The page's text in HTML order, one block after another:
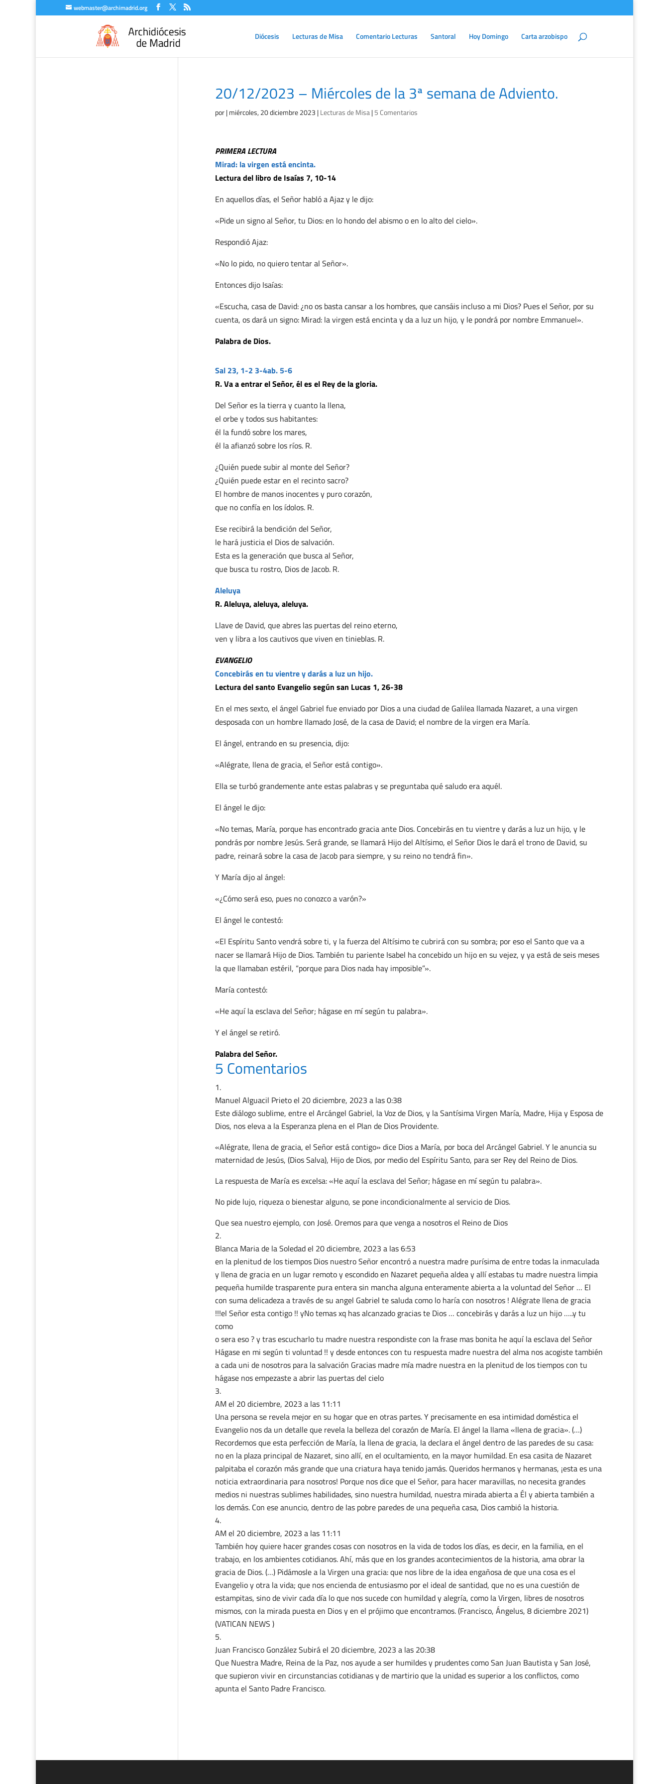
webmaster@archimadrid.org
Diócesis Lecturas de Misa Comentario Lecturas Santoral Hoy Domingo Carta arzobispo
20/12/2023 – Miércoles de la 3ª semana de Adviento.
por|miércoles, 20 diciembre 2023 |Lecturas de Misa|5 Comentarios
PRIMERA LECTURA
Mirad: la virgen está encinta.
Lectura del libro de Isaías 7, 10-14
En aquellos días, el Señor habló a Ajaz y le dijo:
«Pide un signo al Señor, tu Dios: en lo hondo del abismo o en lo alto del cielo».
Respondió Ajaz:
«No lo pido, no quiero tentar al Señor».
Entonces dijo Isaías:
«Escucha, casa de David: ¿no os basta cansar a los hombres, que cansáis incluso a mi Dios? Pues el Señor, por su
cuenta, os dará un signo: Mirad: la virgen está encinta y da a luz un hijo, y le pondrá por nombre Emmanuel».
Palabra de Dios.
Sal 23, 1-2 3-4ab. 5-6
R. Va a entrar el Señor, él es el Rey de la gloria.
Del Señor es la tierra y cuanto la llena,
el orbe y todos sus habitantes:
él la fundó sobre los mares,
él la afianzó sobre los ríos. R.
¿Quién puede subir al monte del Señor?
¿Quién puede estar en el recinto sacro?
El hombre de manos inocentes y puro corazón,
que no confía en los ídolos. R.
Ese recibirá la bendición del Señor,
le hará justicia el Dios de salvación.
Esta es la generación que busca al Señor,
que busca tu rostro, Dios de Jacob. R.
Aleluya
R. Aleluya, aleluya, aleluya.
Llave de David, que abres las puertas del reino eterno,
ven y libra a los cautivos que viven en tinieblas. R.
EVANGELIO
Concebirás en tu vientre y darás a luz un hijo.
Lectura del santo Evangelio según san Lucas 1, 26-38
En el mes sexto, el ángel Gabriel fue enviado por Dios a una ciudad de Galilea llamada Nazaret, a una virgen
desposada con un hombre llamado José, de la casa de David; el nombre de la virgen era María.
El ángel, entrando en su presencia, dijo:
«Alégrate, llena de gracia, el Señor está contigo».
Ella se turbó grandemente ante estas palabras y se preguntaba qué saludo era aquél.
El ángel le dijo:
«No temas, María, porque has encontrado gracia ante Dios. Concebirás en tu vientre y darás a luz un hijo, y le
pondrás por nombre Jesús. Será grande, se llamará Hijo del Altísimo, el Señor Dios le dará el trono de David, su
padre, reinará sobre la casa de Jacob para siempre, y su reino no tendrá fin».
Y María dijo al ángel:
«¿Cómo será eso, pues no conozco a varón?»
El ángel le contestó:
«El Espíritu Santo vendrá sobre ti, y la fuerza del Altísimo te cubrirá con su sombra; por eso el Santo que va a
nacer se llamará Hijo de Dios. También tu pariente Isabel ha concebido un hijo en su vejez, y ya está de seis meses
la que llamaban estéril, “porque para Dios nada hay imposible”».
María contestó:
«He aquí la esclava del Señor; hágase en mí según tu palabra».
Y el ángel se retiró.
Palabra del Señor.
5 Comentarios
Manuel Alguacil Prietoel 20 diciembre, 2023 a las 0:38
Este diálogo sublime, entre el Arcángel Gabriel, la Voz de Dios, y la Santísima Virgen María, Madre, Hija y Esposa de
Dios, nos eleva a la Esperanza plena en el Plan de Dios Providente.
«Alégrate, llena de gracia, el Señor está contigo» dice Dios a María, por boca del Arcángel Gabriel. Y le anuncia su
maternidad de Jesús, (Dios Salva), Hijo de Dios, por medio del Espíritu Santo, para ser Rey del Reino de Dios.
La respuesta de María es excelsa: «He aquí la esclava del Señor; hágase en mí según tu palabra».
No pide lujo, riqueza o bienestar alguno, se pone incondicionalmente al servicio de Dios.
Que sea nuestro ejemplo, con José. Oremos para que venga a nosotros el Reino de Dios
Blanca Maria de la Soledadel 20 diciembre, 2023 a las 6:53
en la plenitud de los tiempos Dios nuestro Señor encontró a nuestra madre purísima de entre todas la inmaculada
y llena de gracia en un lugar remoto y escondido en Nazaret pequeña aldea y allí estabas tu madre nuestra limpia
pequeña humilde trasparente pura entera sin mancha alguna enteramente abierta a la voluntad del Señor … El
con suma delicadeza a través de su angel Gabriel te saluda como lo haría con nosotros ! Alégrate llena de gracia
!!!el Señor esta contigo !! yNo temas xq has alcanzado gracias te Dios … concebirás y darás a luz un hijo …..y tu
como
o sera eso ? y tras escucharlo tu madre nuestra respondiste con la frase mas bonita he aquí la esclava del Señor
Hágase en mi según ti voluntad !! y desde entonces con tu respuesta madre nuestra del alma nos acogiste también
a cada uni de nosotros para la salvación Gracias madre mía madre nuestra en la plenitud de los tiempos con tu
hágase nos empezaste a abrir las puertas del cielo
AM el 20 diciembre, 2023 a las 11:11
Una persona se revela mejor en su hogar que en otras partes. Y precisamente en esa intimidad doméstica el
Evangelio nos da un detalle que revela la belleza del corazón de María. El ángel la llama «llena de gracia». (…)
Recordemos que esta perfección de María, la llena de gracia, la declara el ángel dentro de las paredes de su casa:
no en la plaza principal de Nazaret, sino allí, en el ocultamiento, en la mayor humildad. En esa casita de Nazaret
palpitaba el corazón más grande que una criatura haya tenido jamás. Queridos hermanos y hermanas, ¡esta es una
noticia extraordinaria para nosotros! Porque nos dice que el Señor, para hacer maravillas, no necesita grandes
medios ni nuestras sublimes habilidades, sino nuestra humildad, nuestra mirada abierta a Él y abierta también a
los demás. Con ese anuncio, dentro de las pobre paredes de una pequeña casa, Dios cambió la historia.
AM el 20 diciembre, 2023 a las 11:11
También hoy quiere hacer grandes cosas con nosotros en la vida de todos los días, es decir, en la familia, en el
trabajo, en los ambientes cotidianos. Ahí, más que en los grandes acontecimientos de la historia, ama obrar la
gracia de Dios. (…) Pidámosle a la Virgen una gracia: que nos libre de la idea engañosa de que una cosa es el
Evangelio y otra la vida; que nos encienda de entusiasmo por el ideal de santidad, que no es una cuestión de
estampitas, sino de vivir cada día lo que nos sucede con humildad y alegría, como la Virgen, libres de nosotros
mismos, con la mirada puesta en Dios y en el prójimo que encontramos. (Francisco, Ángelus, 8 diciembre 2021)
(VATICAN NEWS )
Juan Francisco González Subiráel 20 diciembre, 2023 a las 20:38
Que Nuestra Madre, Reina de la Paz, nos ayude a ser humildes y prudentes como San Juan Bautista y San José,
que supieron vivir en circunstancias cotidianas y de martirio que la unidad es superior a los conflictos, como
apunta el Santo Padre Francisco.